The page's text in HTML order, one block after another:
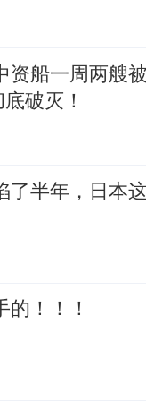
资船一周两艘
破灭！
了半年，日本
！！！